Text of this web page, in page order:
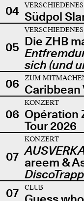
04 VERSCHIEDENES
Südpol
05
VERSCHIEDENES
Die ZHB
sich (und
06
ZUM
Caribbean
06
KONZERT
Opération
Tour 2026
07
KONZERT
areem &
07
CLUB